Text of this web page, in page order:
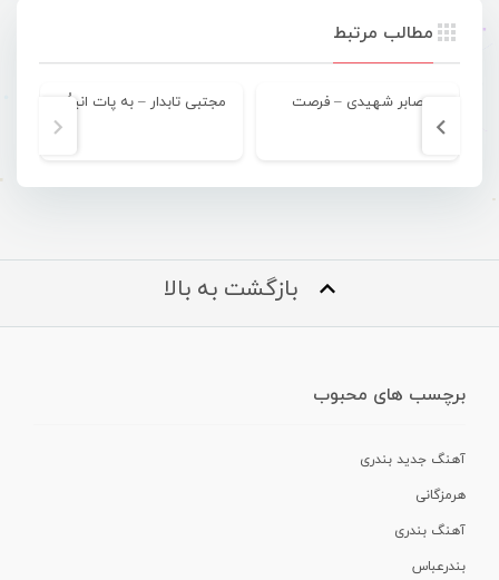
مطالب مرتبط
صابر شهیدی – فرصت مجتبی تابدار – به پات انینُم
بازگشت به بالا
برچسب های محبوب
آهنگ جدید بندری
هرمزگانی
آهنگ بندری
بندرعباس